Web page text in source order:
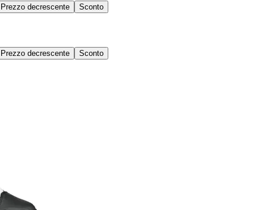
Prezzo decrescente Sconto
Prezzo decrescente Sconto